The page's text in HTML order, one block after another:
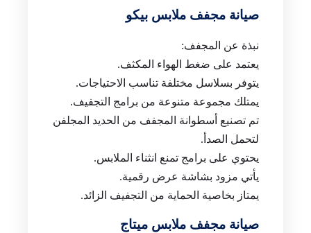
صيانة مجفف ملابس بيكو
نبذة عن المجفف:
يعتمد على ضغط الهواء المكثف.
يتوفر بسلاسل مختلفة تناسب الاحتياجات.
يمتلك مجموعة متنوعة من برامج التجفيف.
تم تصنيع أسطوانة المجفف من الحديد المجلفن
لتحمل الصدأ.
يحتوي على برامج تمنع انثناء الملابس.
يأتي مزود بشاشة عرض رقمية.
يمتاز بخاصية الحماية من التجفيف الزائد.
صيانة مجفف ملابس ميتاج